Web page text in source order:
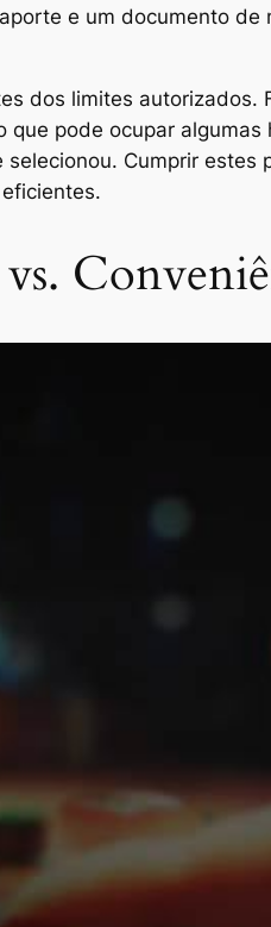
e um documento de
dos limites
pode ocupar
Cumprir